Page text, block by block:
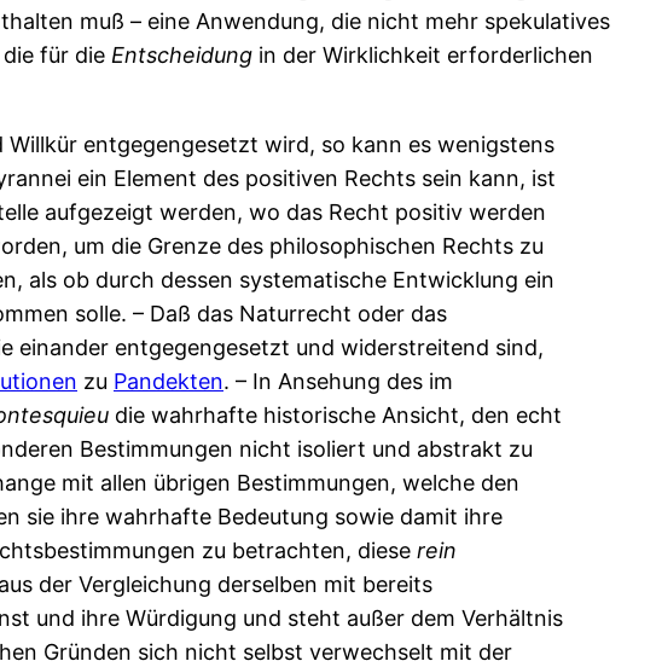
muß – eine Anwendung, die nicht mehr spekulatives
für die Entscheidung in der Wirklichkeit erforderlichen
entgegengesetzt wird, so kann es wenigstens
ein Element des positiven Rechts sein kann, ist
aufgezeigt werden, wo das Recht positiv werden
um die Grenze des philosophischen Rechts zu
als ob durch dessen systematische Entwicklung ein
solle. – Daß das Naturrecht oder das
einander entgegengesetzt und widerstreitend sind,
zu Pandekten. – In Ansehung des im
die wahrhafte historische Ansicht, den echt
Bestimmungen nicht isoliert und abstrakt zu
mit allen übrigen Bestimmungen, welche den
sie ihre wahrhafte Bedeutung sowie damit ihre
zu betrachten, diese rein
der Vergleichung derselben mit bereits
und ihre Würdigung und steht außer dem Verhältnis
Gründen sich nicht selbst verwechselt mit der